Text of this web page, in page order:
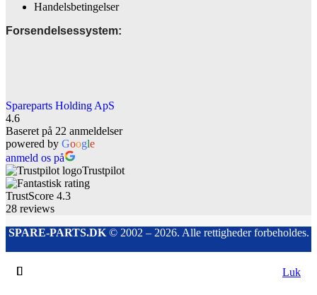
Handelsbetingelser
Forsendelsessystem:
Spareparts Holding ApS
4.6
Baseret på 22 anmeldelser
powered by Google
anmeld os på
Trustpilot
TrustScore 4.3
28 reviews
SPARE-PARTS.DK© 2002 – 2026. Alle rettigheder forbeholdes.
Luk